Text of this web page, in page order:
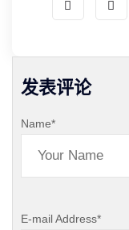
发表评论
Name*
E-mail Address*